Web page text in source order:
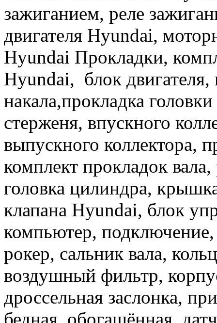
зажиганием, реле
двигателя Hyundai,
Hyundai Прокладки,
Hyundai, блок двигателя,
накала,прокладка
стерженя, впускного
выпускного коллектора,
комплект прокладок
головка цилиндра,
клапана Hyundai, блок
компьютер,
рокер, сальник вала,
воздушный фильтр,
дроссельная заслонка,
бедная, обогащённая,